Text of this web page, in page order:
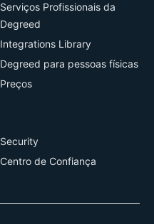
Serviços Profissionais da
Degreed
Integrations Library
Degreed para pessoas físicas
Preços
Security
Centro de Confiança